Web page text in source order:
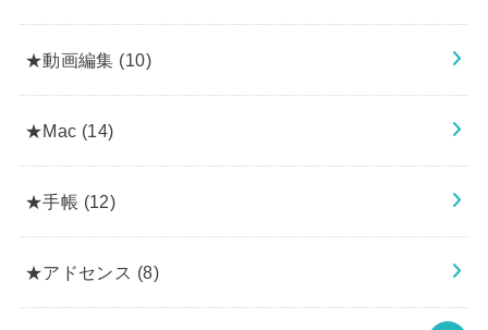
★動画編集 (10)
★Mac (14)
★手帳 (12)
★アドセンス (8)